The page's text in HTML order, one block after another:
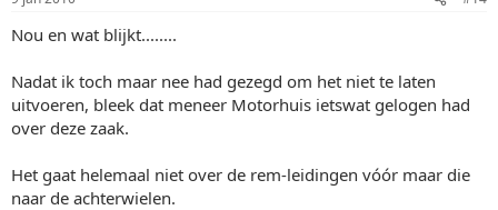
Nou en wat blijkt........
Nadat ik toch maar nee had gezegd om het niet te laten
uitvoeren, bleek dat meneer Motorhuis ietswat gelogen had
over deze zaak.
Het gaat helemaal niet over de rem-leidingen vóór maar die
naar de achterwielen.